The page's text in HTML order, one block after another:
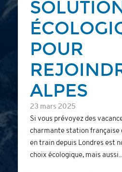
POUR
ALPES
23 mars 2025
Si vous prévoyez des
charmante station française
en train depuis Londres est
choix écologique, mais